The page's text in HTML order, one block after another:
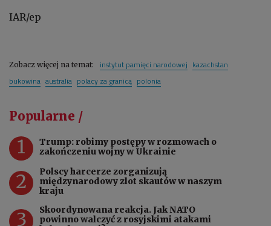
IAR/ep
Zobacz więcej na temat: instytut pamięci narodowej kazachstan
bukowina australia polacy za granicą polonia
Popularne /
1
Trump: robimy postępy w rozmowach o
zakończeniu wojny w Ukrainie
2
Polscy harcerze zorganizują
międzynarodowy zlot skautów w naszym
kraju
3
Skoordynowana reakcja. Jak NATO
powinno walczyć z rosyjskimi atakami